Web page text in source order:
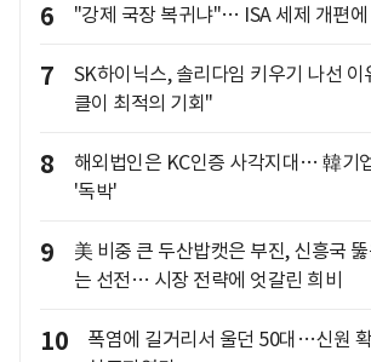
6 "강제 국장 복귀냐"… ISA 세제 개편에
7
SK하이닉스, 솔리다임 키우기 나선
클이 최적의 기회"
8
해외법인은 KC인증 사각지대… 韓기
'독박'
9
美 비중 큰 두산밥캣은 부진, 신흥국
는 선전… 시장 전략에 엇갈린 희비
10
폭염에 길거리서 울던 50대…신원